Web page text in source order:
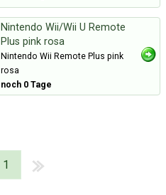
Nintendo Wii/Wii U Remote
Plus pink rosa
Nintendo Wii Remote Plus pink
rosa
noch 0 Tage
1